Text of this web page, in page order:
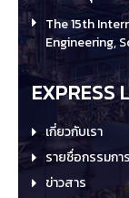
The 15th
Engineering,
EXPRESS
เกี่ยวกับเรา
รายชื่อกรรมกา
ข่าวสาร